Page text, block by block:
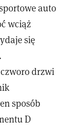
auto
wciąż
się
drzwi
sposób
D